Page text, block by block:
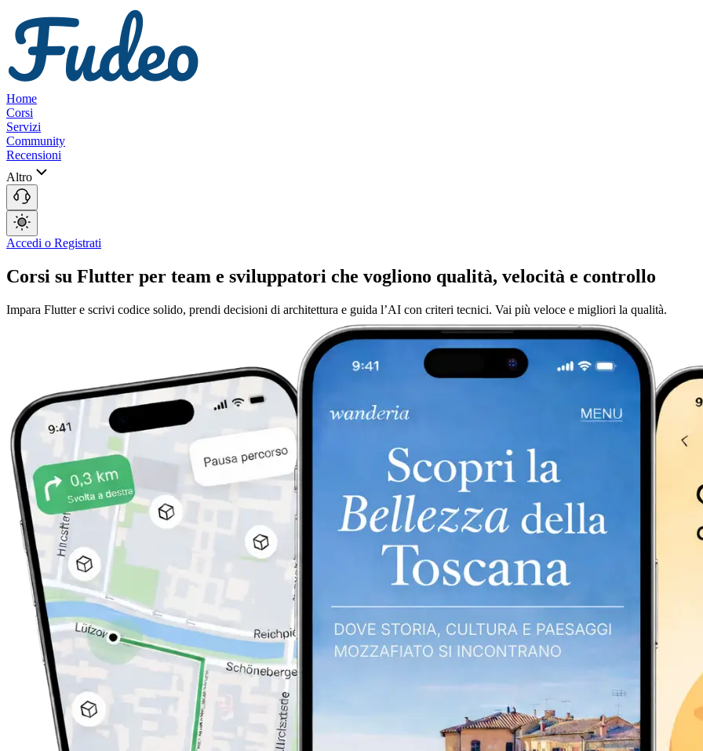
Home
Corsi
Servizi
Community
Recensioni
Altro
Accedi o Registrati
Corsi su Flutter per team e sviluppatori che vogliono qualità, velocità e controllo
Impara Flutter e scrivi codice solido, prendi decisioni di architettura e guida l’AI con criteri tecnici. Vai più veloce e migliori la qualità.